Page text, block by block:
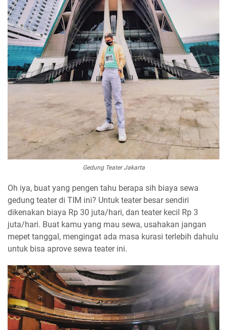
Gedung Teater Jakarta
Oh iya, buat yang pengen tahu berapa sih biaya sewa
gedung teater di TIM ini? Untuk teater besar sendiri
dikenakan biaya Rp 30 juta/hari, dan teater kecil Rp 3
juta/hari. Buat kamu yang mau sewa, usahakan jangan
mepet tanggal, mengingat ada masa kurasi terlebih dahulu
untuk bisa aprove sewa teater ini.